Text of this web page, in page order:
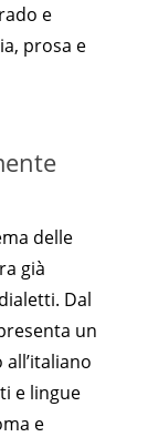
e
prosa e
delle
già
Dal
un
e lingue
e